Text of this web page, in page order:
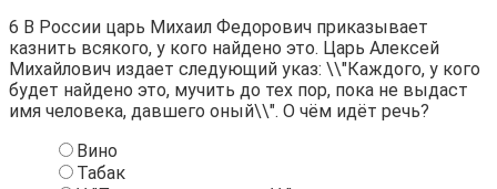
6 В России царь Михаил Федорович приказывает
казнить всякого, у кого найдено это. Царь Алексей
Михайлович издает следующий указ: \\"Каждого, у кого
будет найдено это, мучить до тех пор, пока не выдаст
имя человека, давшего оный\\". О чём идёт речь?
Вино
Табак